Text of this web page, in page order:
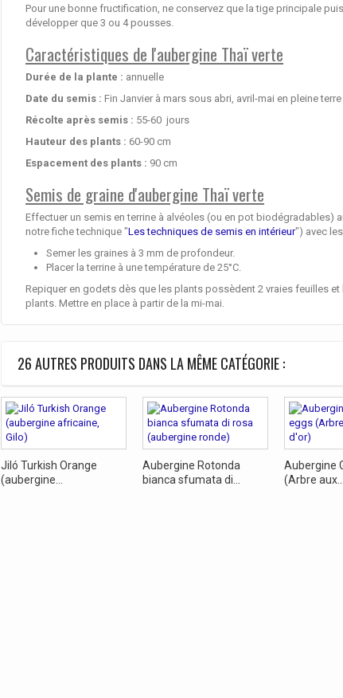
Pour une bonne fructification, ne conservez que la tige principale
développer que 3 ou 4 pousses.
Caractéristiques de l'aubergine Thaï verte
Durée de la plante : annuelle
Date du semis : Fin Janvier à mars sous abri, avril-mai en pleine terre
Récolte après semis : 55-60 jours
Hauteur des plants : 60-90 cm
Espacement des plants : 90 cm
Semis de graine d'aubergine Thaï verte
Effectuer un semis en terrine à alvéoles (ou en pot
notre fiche technique "Les techniques de semis en intérieur") avec
Semer les graines à 3 mm de profondeur.
Placer la terrine à une température de 25°C.
Repiquer en godets dès que les plants possèdent 2 vraies feuilles
plants. Mettre en place à partir de la mi-mai.
26 AUTRES PRODUITS DANS LA MÊME CATÉGORIE :
Jiló Turkish Orange
(aubergine...
Aubergine Rotonda
bianca sfumata di...
Aubergine
(Arbre aux...